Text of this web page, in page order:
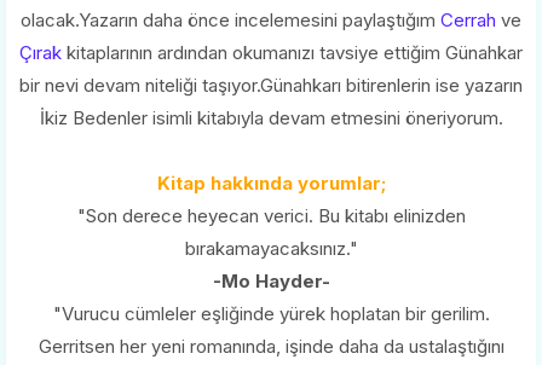
olacak.Yazarın daha önce incelemesini paylaştığım Cerrah ve
Çırak kitaplarının ardından okumanızı tavsiye ettiğim Günahkar
bir nevi devam niteliği taşıyor.Günahkarı bitirenlerin ise yazarın
İkiz Bedenler isimli kitabıyla devam etmesini öneriyorum.
Kitap hakkında yorumlar;
"Son derece heyecan verici. Bu kitabı elinizden
bırakamayacaksınız."
-Mo Hayder-
"Vurucu cümleler eşliğinde yürek hoplatan bir gerilim.
Gerritsen her yeni romanında, işinde daha da ustalaştığını